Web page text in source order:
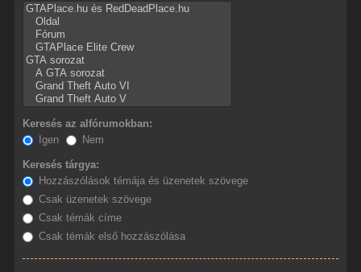
Keresés az alfórumokban:
Igen
Nem
Keresés tárgya:
Hozzászólások témája és üzenetek szövege
Csak üzenetek szövege
Csak témák címe
Csak témák első hozzászólása